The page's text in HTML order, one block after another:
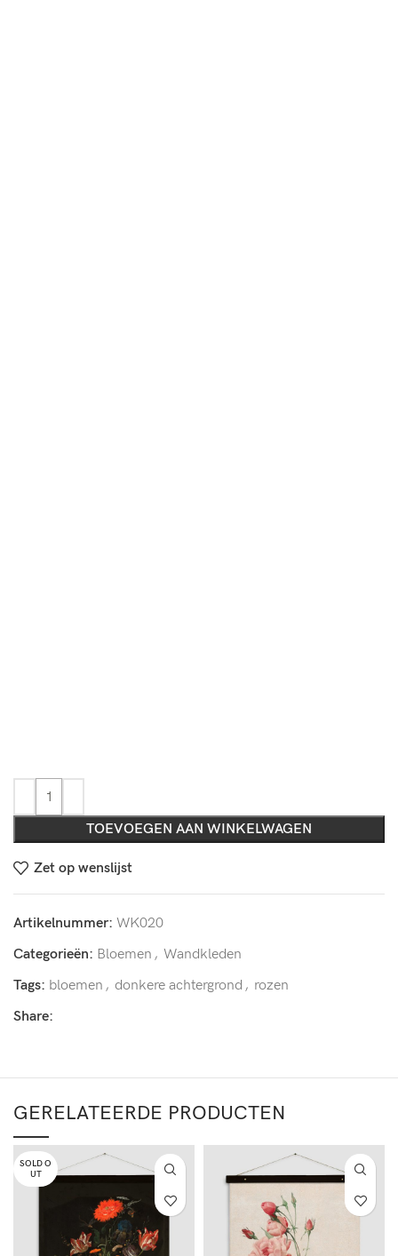
TOEVOEGEN AAN WINKELWAGEN
Zet op wenslijst
Artikelnummer: WK020
Categorieën: Bloemen , Wandkleden
Tags: bloemen , donkere achtergrond , rozen
Share:
GERELATEERDE PRODUCTEN
SOLD O
UT